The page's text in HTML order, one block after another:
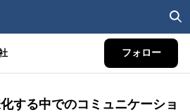
フォロー
する中でのコミュニケーショ